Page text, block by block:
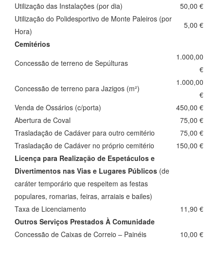
Utilização das Instalações (por dia)
50,00 €
Utilização do Polidesportivo de Monte Paleiros (por
Hora)
5,00 €
Cemitérios
Concessão de terreno de Sepúlturas
1.000,00
€
Concessão de terreno para Jazigos (m²)
1.000,00
€
Venda de Ossários (c/porta)
450,00 €
Abertura de Coval
75,00 €
Trasladação de Cadáver para outro cemitério
75,00 €
Trasladação de Cadáver no próprio cemitério
150,00 €
Licença para Realização de Espetáculos e
Divertimentos nas Vias e Lugares Públicos (de
caráter temporário que respeitem as festas
populares, romarias, feiras, arraiais e bailes)
Taxa de Licenciamento
11,90 €
Outros Serviços Prestados À Comunidade
Concessão de Caixas de Correio – Painéis
10,00 €